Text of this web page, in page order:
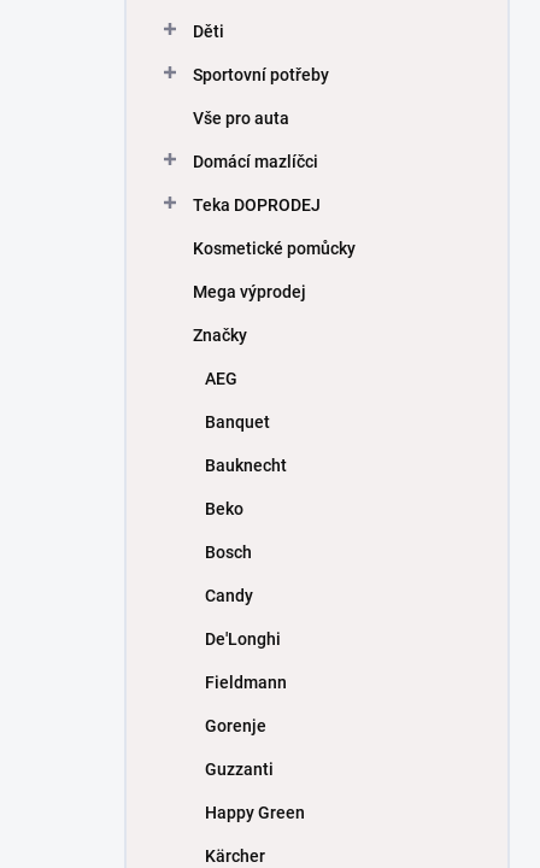
Děti
Sportovní potřeby
Vše pro auta
Domácí mazlíčci
Teka DOPRODEJ
Kosmetické pomůcky
Mega výprodej
Značky
AEG
Banquet
Bauknecht
Beko
Bosch
Candy
De'Longhi
Fieldmann
Gorenje
Guzzanti
Happy Green
Kärcher